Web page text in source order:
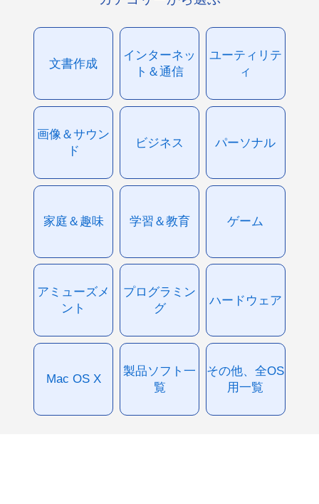
文書作成
インターネッ
ト＆通信
ユーティリテ
ィ
画像＆サウン
ド
ビジネス パーソナル
家庭＆趣味 学習＆教育 ゲーム
アミューズメ
ント
プログラミン
グ
ハードウェア
Mac OS X
製品ソフト一
覧
その他、全OS
用一覧